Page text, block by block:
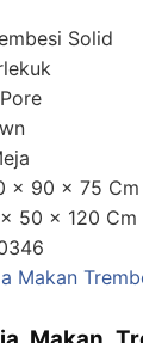
Solid
x 90 x 75 Cm
50 x 120 Cm
Makan